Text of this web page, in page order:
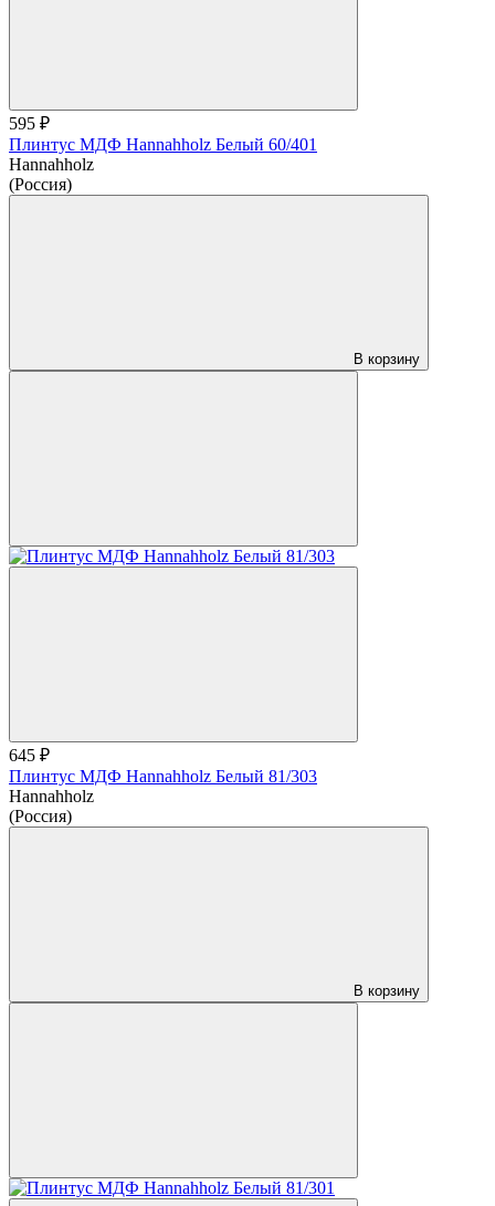
595 ₽
Плинтус МДФ Hannahholz Белый 60/401
Hannahholz
(Россия)
В корзину
645 ₽
Плинтус МДФ Hannahholz Белый 81/303
Hannahholz
(Россия)
В корзину